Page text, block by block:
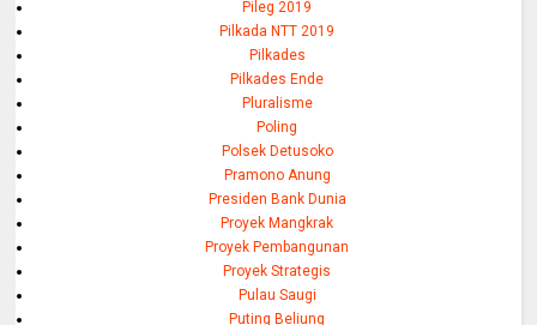
Pileg 2019
Pilkada NTT 2019
Pilkades
Pilkades Ende
Pluralisme
Poling
Polsek Detusoko
Pramono Anung
Presiden Bank Dunia
Proyek Mangkrak
Proyek Pembangunan
Proyek Strategis
Pulau Saugi
Puting Beliung